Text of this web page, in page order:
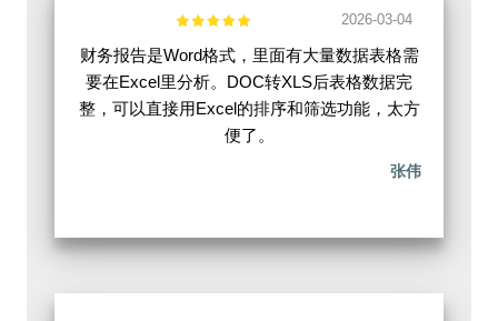
2026-03-04
财务报告是Word格式，里面有大量数据表格需
要在Excel里分析。DOC转XLS后表格数据完
整，可以直接用Excel的排序和筛选功能，太方
便了。
张伟